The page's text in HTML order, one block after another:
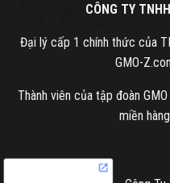
CÔNG TY
Đại lý cấp 1 chính thức của
GMO-
Thành viên của tập đoàn
miền